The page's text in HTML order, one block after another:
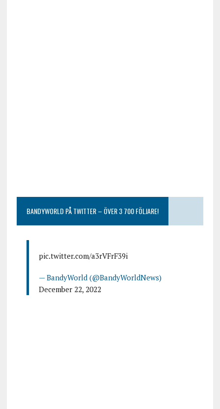
BANDYWORLD PÅ TWITTER – ÖVER 3 700 FÖLJARE!
pic.twitter.com/a3rVFrF39i
— BandyWorld (@BandyWorldNews)
December 22, 2022